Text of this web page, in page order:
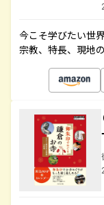
今こそ学びたい世
宗教、特長、現地